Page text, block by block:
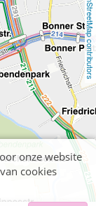
OpenStreetMap contributors
onze website
cookies